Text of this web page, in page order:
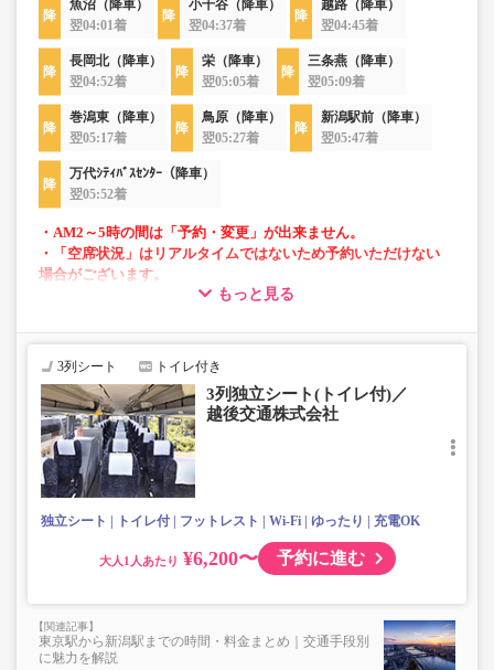
魚沼（降車）
翌04:01着
小千谷（降車）
翌04:37着
越路（降車）
翌04:45着
長岡北（降車）
翌04:52着
栄（降車）
翌05:05着
三条燕（降車）
翌05:09着
巻潟東（降車）
翌05:17着
鳥原（降車）
翌05:27着
新潟駅前（降車）
翌05:47着
万代ｼﾃｨﾊﾞｽｾﾝﾀｰ（降車）
翌05:52着
・AM2～5時の間は「予約・変更」が出来ません。
・「空席状況」はリアルタイムではないため予約いただけない
場合がございます。
・車両は予告なく変更となる場合がございます。これに伴い、
じめご了承ください。
・3列シートでゆったり快適なバス旅を。
・フリーWi-Fiが利用可能。※車両により異なります。
・車内トイレ完備で長旅でも安心。※車両により異なりま
す。
・座席にコンセント・USB設備あり。※車両により異なり
・車内は常時換気し、清掃・除菌を徹底。
もっと見る
3列シート トイレ付き
3列独立シート(トイレ付)／
越後交通株式会社
独立シート トイレ付 フットレスト Wi-Fi ゆったり 充電OK
大人 ¥6,200〜 予約に進む
東京駅から新潟駅までの時間・料金まとめ｜交通手段別
に魅力を解説